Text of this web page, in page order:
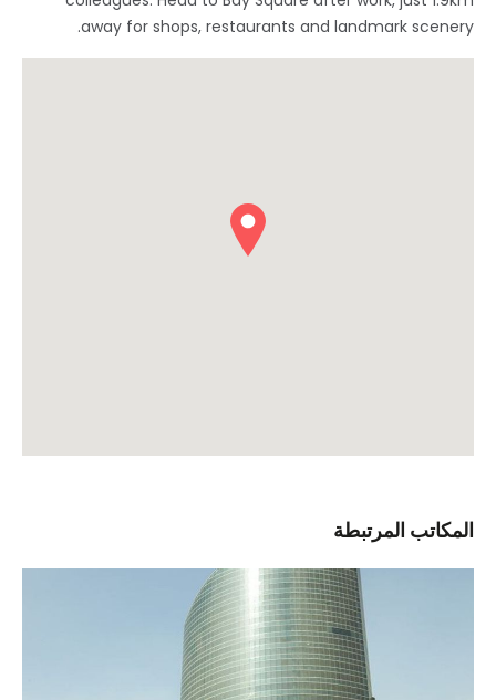
away for shops, restaurants and landmark scenery.
المكاتب المرتبطة